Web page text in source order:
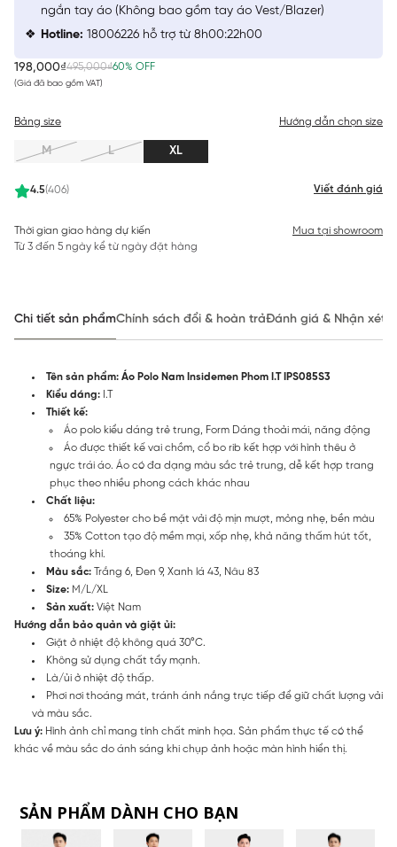
198,000₫495,000₫60% OFF
(Giá đã bao gồm VAT)
4.5(406) Viết đánh giá
Bảng size Hướng dẫn chọn size
M L XL
Thời gian giao hàng dự kiến
Từ 3 đến 5 ngày kể từ ngày đặt hàng
Mua tại showroom
ngắn tay áo (Không bao gồm tay áo Vest/Blazer)
Hotline: 18006226 hỗ trợ từ 8h00:22h00
Chi tiết sản phẩmChính sách đổi & hoàn trảĐánh giá & Nhận xét
Tên sản phẩm: Áo Polo Nam Insidemen Phom I.T IPS085S3
Kiểu dáng: I.T
Thiết kế:
Áo polo kiểu dáng trẻ trung, Form Dáng thoải mái, năng động
Áo được thiết kế vai chồm, cổ bo rib kết hợp với hình thêu ở
ngực trái áo. Áo có đa dạng màu sắc trẻ trung, dễ kết hợp trang
phục theo nhiều phong cách khác nhau
Chất liệu:
65% Polyester cho bề mặt vải độ mịn mượt, mỏng nhẹ, bền màu
35% Cotton tạo độ mềm mại, xốp nhẹ, khả năng thấm hút tốt,
thoáng khí.
Màu sắc: Trắng 6, Đen 9, Xanh lá 43, Nâu 83
Size: M/L/XL
Sản xuất: Việt Nam
Hướng dẫn bảo quản và giặt ủi:
Giặt ở nhiệt độ không quá 30°C.
Không sử dụng chất tẩy mạnh.
Là/ủi ở nhiệt độ thấp.
Phơi nơi thoáng mát, tránh ánh nắng trực tiếp để giữ chất lượng vải
và màu sắc.
Lưu ý: Hình ảnh chỉ mang tính chất minh họa. Sản phẩm thực tế có thể
khác về màu sắc do ánh sáng khi chụp ảnh hoặc màn hình hiển thị.
SẢN PHẨM DÀNH CHO BẠN